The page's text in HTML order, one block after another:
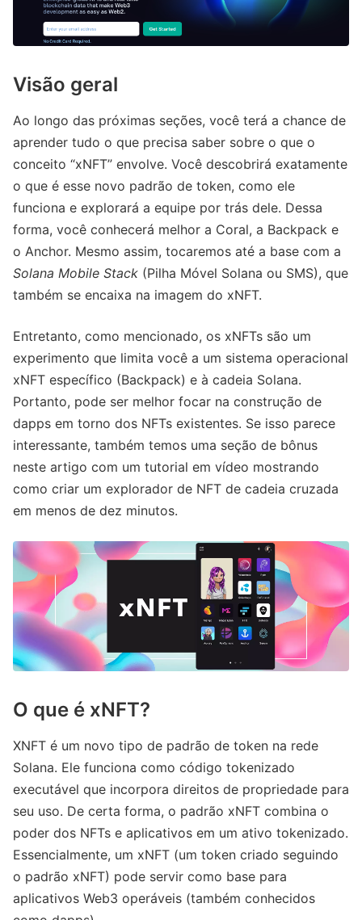
Visão geral
Ao longo das próximas seções, você terá a chance de
aprender tudo o que precisa saber sobre o que o
conceito “xNFT” envolve. Você descobrirá exatamente
o que é esse novo padrão de token, como ele
funciona e explorará a equipe por trás dele. Dessa
forma, você conhecerá melhor a Coral, a Backpack e
o Anchor. Mesmo assim, tocaremos até a base com a
Solana Mobile Stack (Pilha Móvel Solana ou SMS), que
também se encaixa na imagem do xNFT.
Entretanto, como mencionado, os xNFTs são um
experimento que limita você a um sistema operacional
xNFT específico (Backpack) e à cadeia Solana.
Portanto, pode ser melhor focar na construção de
dapps em torno dos NFTs existentes. Se isso parece
interessante, também temos uma seção de bônus
neste artigo com um tutorial em vídeo mostrando
como criar um explorador de NFT de cadeia cruzada
em menos de dez minutos.
O que é xNFT?
XNFT é um novo tipo de padrão de token na rede
Solana. Ele funciona como código tokenizado
executável que incorpora direitos de propriedade para
seu uso. De certa forma, o padrão xNFT combina o
poder dos NFTs e aplicativos em um ativo tokenizado.
Essencialmente, um xNFT (um token criado seguindo
o padrão xNFT) pode servir como base para
aplicativos Web3 operáveis ​​(também conhecidos